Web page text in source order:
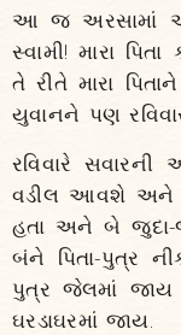
આ જ અરસામાં
સ્વામી! મારા
તે રીતે મારા
યુવાનને પણ
રવિવારે
વડીલ આવશે અને
હતા અને બે જુદા-
બંને પિતા-પુત્ર
પુત્ર જેલમાં જાય
ઘરડાઘરમાં જાય.